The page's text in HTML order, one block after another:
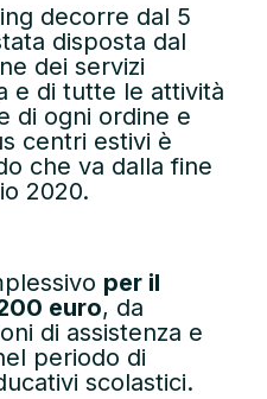
decorre dal 5
disposta dal
dei servizi
e di tutte le attività
di ogni ordine e
centri estivi è
che va dalla fine
2020.
per il
euro, da
di assistenza e
periodo di
scolastici.